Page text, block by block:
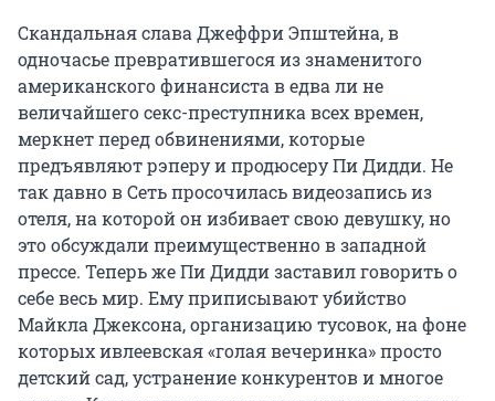
Скандальная слава Джеффри Эпштейна, в
одночасье превратившегося из знаменитого
американского финансиста в едва ли не
величайшего секс-преступника всех времен,
меркнет перед обвинениями, которые
предъявляют рэперу и продюсеру Пи Дидди. Не
так давно в Сеть просочилась видеозапись из
отеля, на которой он избивает свою девушку, но
это обсуждали преимущественно в западной
прессе. Теперь же Пи Дидди заставил говорить о
себе весь мир. Ему приписывают убийство
Майкла Джексона, организацию тусовок, на фоне
которых ивлеевская «голая вечеринка» просто
детский сад, устранение конкурентов и многое